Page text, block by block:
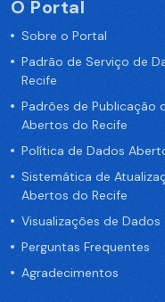
O Portal
Sobre o Portal
Padrão de Serviço de
Recife
Padrões de Publicação
Abertos do Recife
Política de Dados
Sistemática de
Abertos do Recife
Visualizações de Dados
Perguntas Frequentes
Agradecimentos